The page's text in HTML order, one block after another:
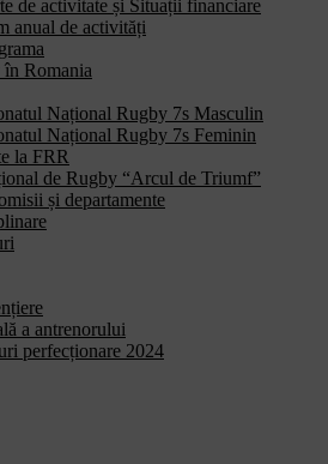
de activitate și Situații financiare
anual de activități
Romania
Național Rugby 7s Masculin
Național Rugby 7s Feminin
la FRR
de Rugby “Arcul de Triumf”
și departamente
a antrenorului
perfecționare 2024